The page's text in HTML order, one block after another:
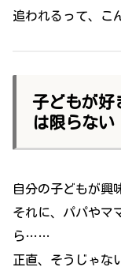
追われるって、こ
子どもが好
は限らない
自分の子どもが興
それに、パパやマ
ら……
正直、そうじゃな